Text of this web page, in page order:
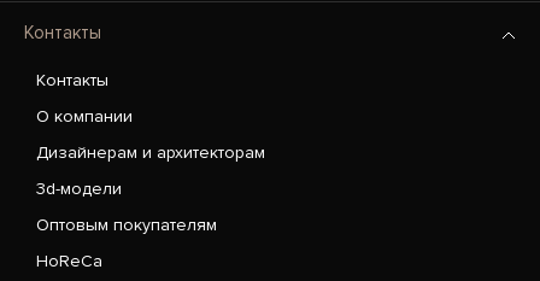
Контакты
Контакты
О компании
Дизайнерам и архитекторам
3d-модели
Оптовым покупателям
HoReCa